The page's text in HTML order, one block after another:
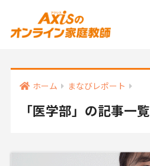
ホーム まなびレポート
「医学部」の記事一覧